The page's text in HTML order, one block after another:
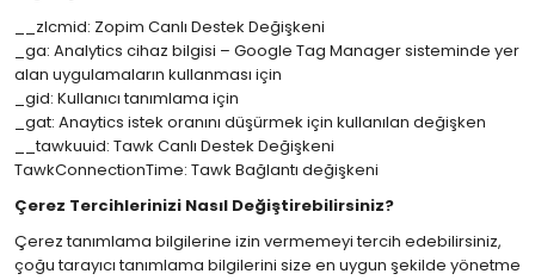
__zlcmid: Zopim Canlı Destek Değişkeni
_ga: Analytics cihaz bilgisi – Google Tag Manager sisteminde yer
alan uygulamaların kullanması için
_gid: Kullanıcı tanımlama için
_gat: Anaytics istek oranını düşürmek için kullanılan değişken
__tawkuuid: Tawk Canlı Destek Değişkeni
TawkConnectionTime: Tawk Bağlantı değişkeni
Çerez Tercihlerinizi Nasıl Değiştirebilirsiniz?
Çerez tanımlama bilgilerine izin vermemeyi tercih edebilirsiniz,
çoğu tarayıcı tanımlama bilgilerini size en uygun şekilde yönetme